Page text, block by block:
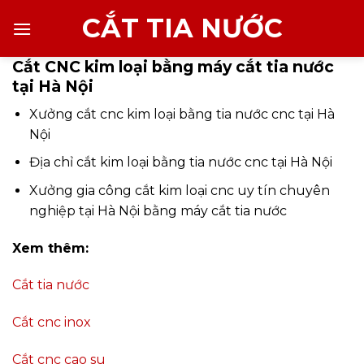
đến
dung
CẮT TIA NƯỚC
Cắt CNC kim loại bằng máy cắt tia nước
tại Hà Nội
Xưởng cắt cnc kim loại bằng tia nước cnc tại Hà
Nội
Địa chỉ cắt kim loại bằng tia nước cnc tại Hà Nội
Xưởng gia công cắt kim loại cnc uy tín chuyên
nghiệp tại Hà Nội bằng máy cắt tia nước
Xem thêm:
Cắt tia nước
Cắt cnc inox
Cắt cnc cao su